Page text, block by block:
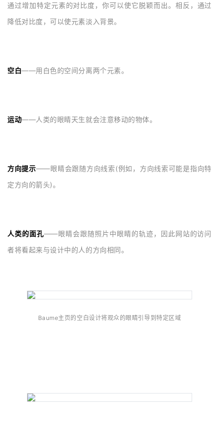
通过增加特定元素的对比度，你可以使它脱颖而出。相反，通过
降低对比度，可以使元素淡入背景。
空白——用白色的空间分离两个元素。
运动——人类的眼睛天生就会注意移动的物体。
方向提示——眼睛会跟随方向线索(例如，方向线索可能是指向特
定方向的箭头)。
人类的面孔——眼睛会跟随照片中眼睛的轨迹，因此网站的访问
者将看起来与设计中的人的方向相同。
Baume主页的空白设计将观众的眼睛引导到特定区域